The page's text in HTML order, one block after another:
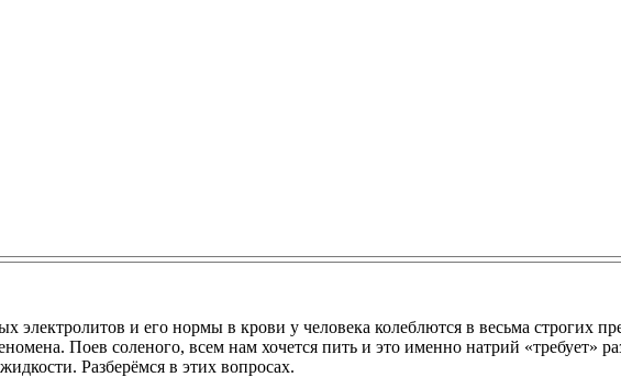
электролитов и его нормы в крови у человека колеблются в весьма строгих
Поев соленого, всем нам хочется пить и это именно натрий «требует»
Разберёмся в этих вопросах.